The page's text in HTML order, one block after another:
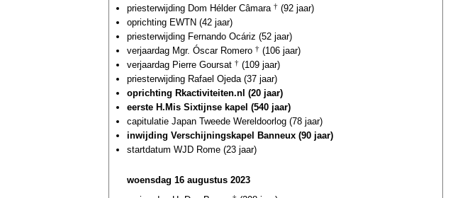
priesterwijding Dom Hélder Câmara † (92 jaar)
oprichting EWTN (42 jaar)
priesterwijding Fernando Ocáriz (52 jaar)
verjaardag Mgr. Óscar Romero † (106 jaar)
verjaardag Pierre Goursat † (109 jaar)
priesterwijding Rafael Ojeda (37 jaar)
oprichting Rkactiviteiten.nl (20 jaar)
eerste H.Mis Sixtijnse kapel (540 jaar)
capitulatie Japan Tweede Wereldoorlog (78 jaar)
inwijding Verschijningskapel Banneux (90 jaar)
startdatum WJD Rome (23 jaar)
woensdag 16 augustus 2023